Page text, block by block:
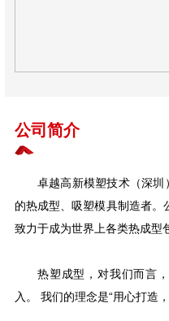
公司简介
卓越高新模塑技术（深
的热成型、吸塑模具制造者
致力于成为世界上各类热成型
热塑成型，对我们而言
入。 我们的理念是“用心打造